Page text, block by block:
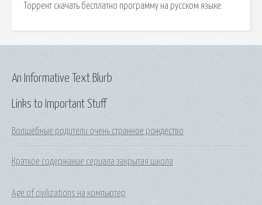
Торрент cкачать бесплатно программу на русском языке.
Links to Important Stuff
Волшебные родители очень странное рождество
Краткое содержание сериала закрытая школа
Age of civilizations на компьютер
An Informative Text Blurb